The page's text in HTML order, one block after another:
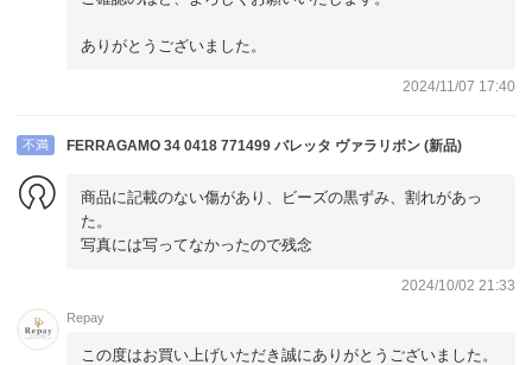
ありがとうございました。
2024/11/07 17:40
不満 FERRAGAMO 34 0418 771499 バレッタ ヴァラリボン (新品)
商品に記載のない傷があり、ビーズの黒ずみ、割れがあっ
た。
写真には写ってなかったので残念
2024/10/02 21:33
Repay
この度はお買い上げいただき誠にありがとうございました。